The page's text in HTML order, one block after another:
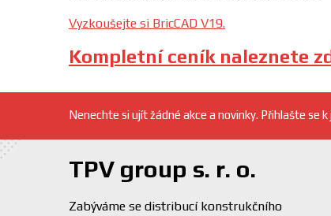
Vyzkoušejte si BricCAD V19.
Kompletní ceník naleznete
Nenechte si ujít žádné akce a novinky. Přihlašte se k
TPV group s. r. o.
Zabýváme se distribucí konstrukčního